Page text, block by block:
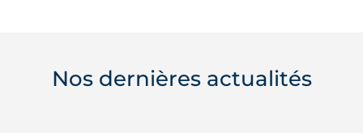
Nos dernières actualités